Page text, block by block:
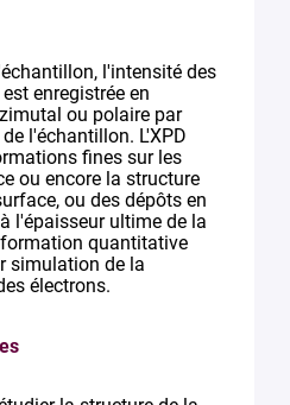
l'intensité des
enregistrée en
ou polaire par
l'échantillon. L'XPD
fines sur les
ou encore la structure
ou des dépôts en
l'épaisseur ultime de la
quantitative
simulation de la
électrons.